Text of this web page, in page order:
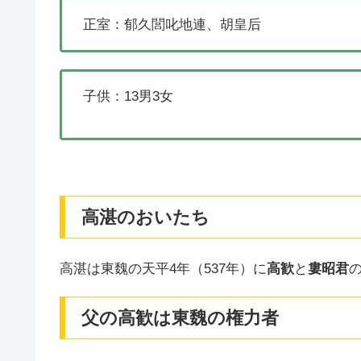
正室：郁久閭叱地連、胡皇后
子供：13男3女
高湛のおいたち
高湛は東魏の天平4年（537年）に高歓と 婁昭君
父の高歓は東魏の権力者